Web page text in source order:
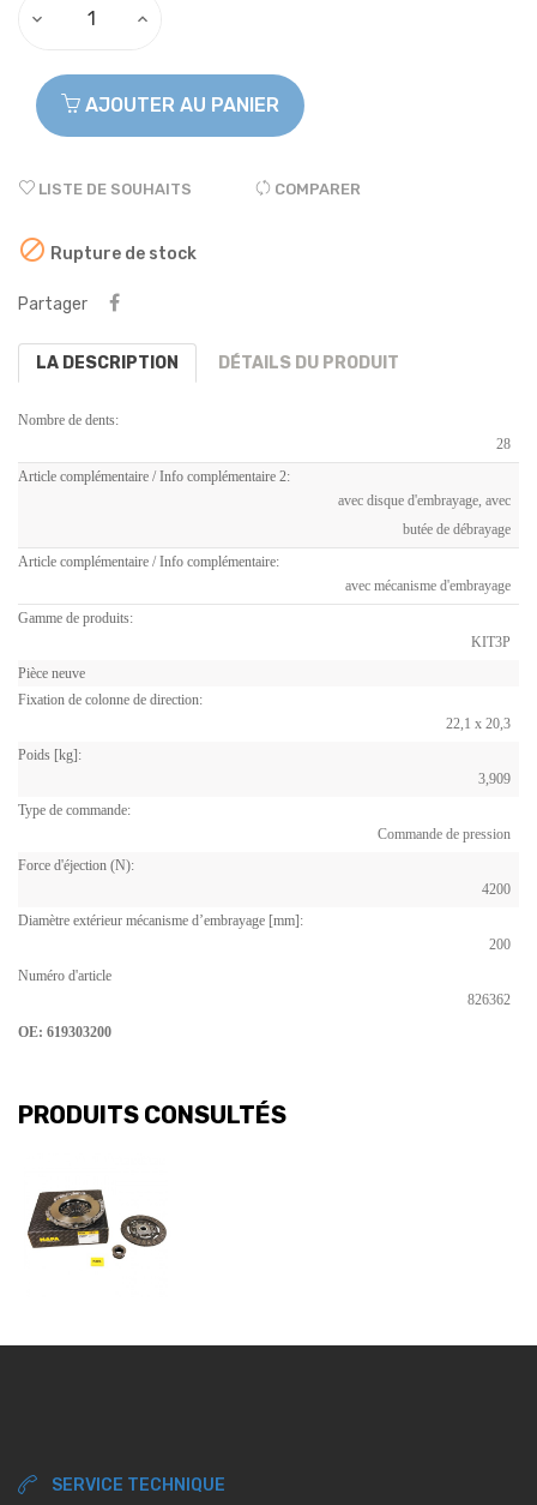
AJOUTER AU PANIER
LISTE DE SOUHAITS COMPARER
 Rupture de stock
Partager
LA DESCRIPTION DÉTAILS DU PRODUIT
Nombre de dents:
28
Article complémentaire / Info complémentaire 2:
avec disque d'embrayage, avec
butée de débrayage
Article complémentaire / Info complémentaire:
avec mécanisme d'embrayage
Gamme de produits:
KIT3P
Pièce neuve
Fixation de colonne de direction:
22,1 x 20,3
Poids [kg]:
3,909
Type de commande:
Commande de pression
Force d'éjection (N):
4200
Diamètre extérieur mécanisme d’embrayage [mm]:
200
Numéro d'article
826362
OE: 619303200
PRODUITS CONSULTÉS
SERVICE TECHNIQUE